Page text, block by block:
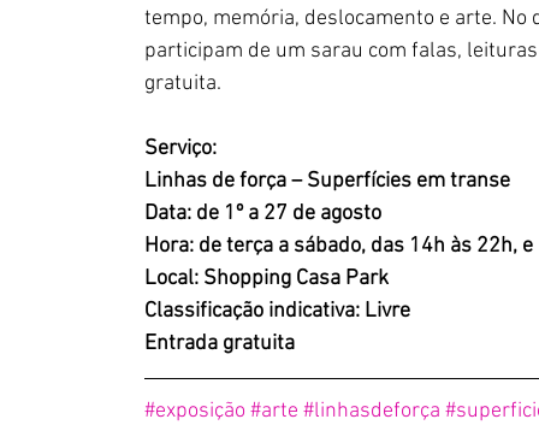
tempo, memória, deslocamento e arte.
participam de um sarau com falas,
gratuita.
Serviço:
Linhas de força – Superfícies em transe
Data: de 1º a 27 de agosto
Hora: de terça a sábado, das 14h às 22h,
Local: Shopping Casa Park
Classificação indicativa: Livre
Entrada gratuita
#exposição #arte #linhasdeforça